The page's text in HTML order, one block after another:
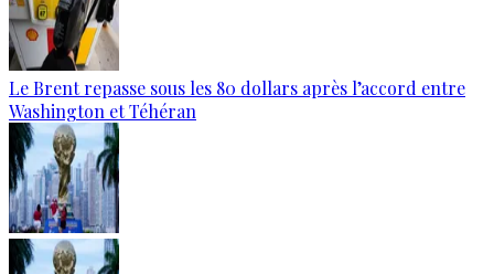
Le Brent repasse sous les 80 dollars après l’accord entre
Washington et Téhéran